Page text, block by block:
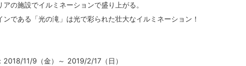
アの施設でイルミネーションで盛り上がる。
ンである「光の滝」は光で彩られた壮大なイルミネーション！
2018/11/9（金）～ 2019/2/17（日）